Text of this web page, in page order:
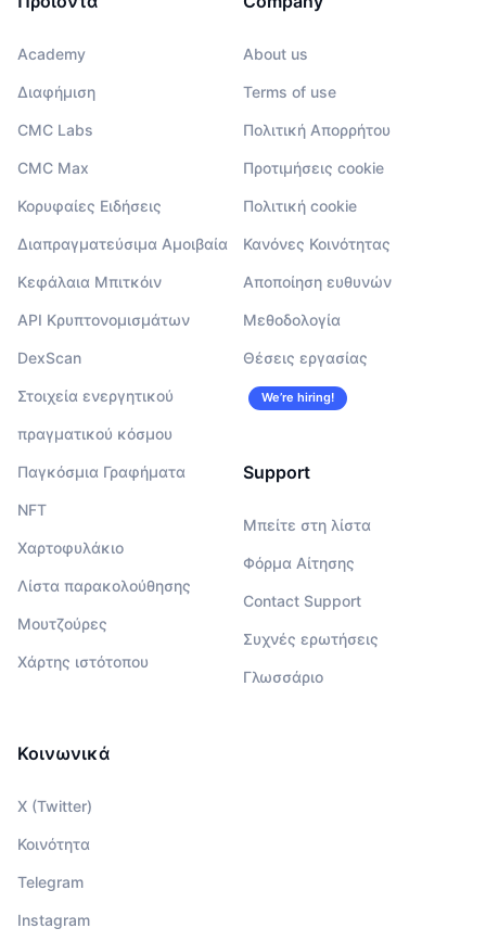
Academy
Διαφήμιση
CMC Labs
CMC Max
Κορυφαίες Ειδήσεις
Διαπραγματεύσιμα Αμοιβαία
Κεφάλαια Μπιτκόιν
API Κρυπτονομισμάτων
DexScan
Στοιχεία ενεργητικού
πραγματικού κόσμου
Παγκόσμια Γραφήματα
NFT
Χαρτοφυλάκιο
Λίστα παρακολούθησης
Μουτζούρες
Χάρτης ιστότοπου
About us
Terms of use
Πολιτική Απορρήτου
Προτιμήσεις cookie
Πολιτική cookie
Κανόνες Κοινότητας
Αποποίηση ευθυνών
Μεθοδολογία
Θέσεις εργασίας
We’re hiring!
Support
Μπείτε στη λίστα
Φόρμα Αίτησης
Contact Support
Συχνές ερωτήσεις
Γλωσσάριο
Κοινωνικά
X (Twitter)
Κοινότητα
Telegram
Instagram